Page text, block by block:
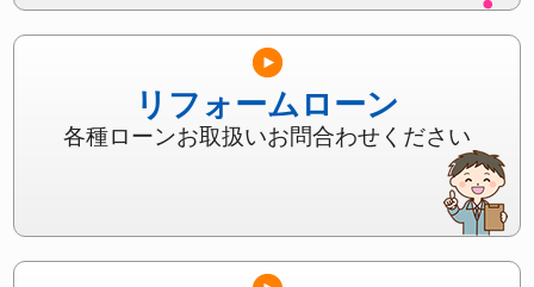
リフォームローン
各種ローンお取扱いお問合わせください